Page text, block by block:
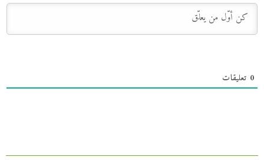
0 تعليقات